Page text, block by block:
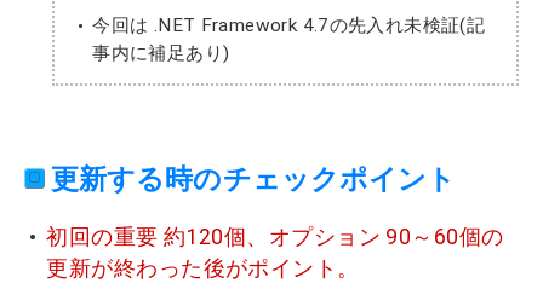
今回は .NET Framework 4.7の先入れ未検証(記
事内に補足あり)
更新する時のチェックポイント
初回の重要 約120個、オプション 90～60個の
更新が終わった後がポイント。